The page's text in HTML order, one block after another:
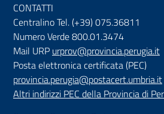
CONTATTI
Centralino Tel. (+39) 075.36811
Numero Verde 800.01.3474
Mail URP urprov@provincia.perugia.it
Posta elettronica certificata (PEC)
provincia.perugia@postacert.umbria.it
Altri indirizzi PEC della Provincia di